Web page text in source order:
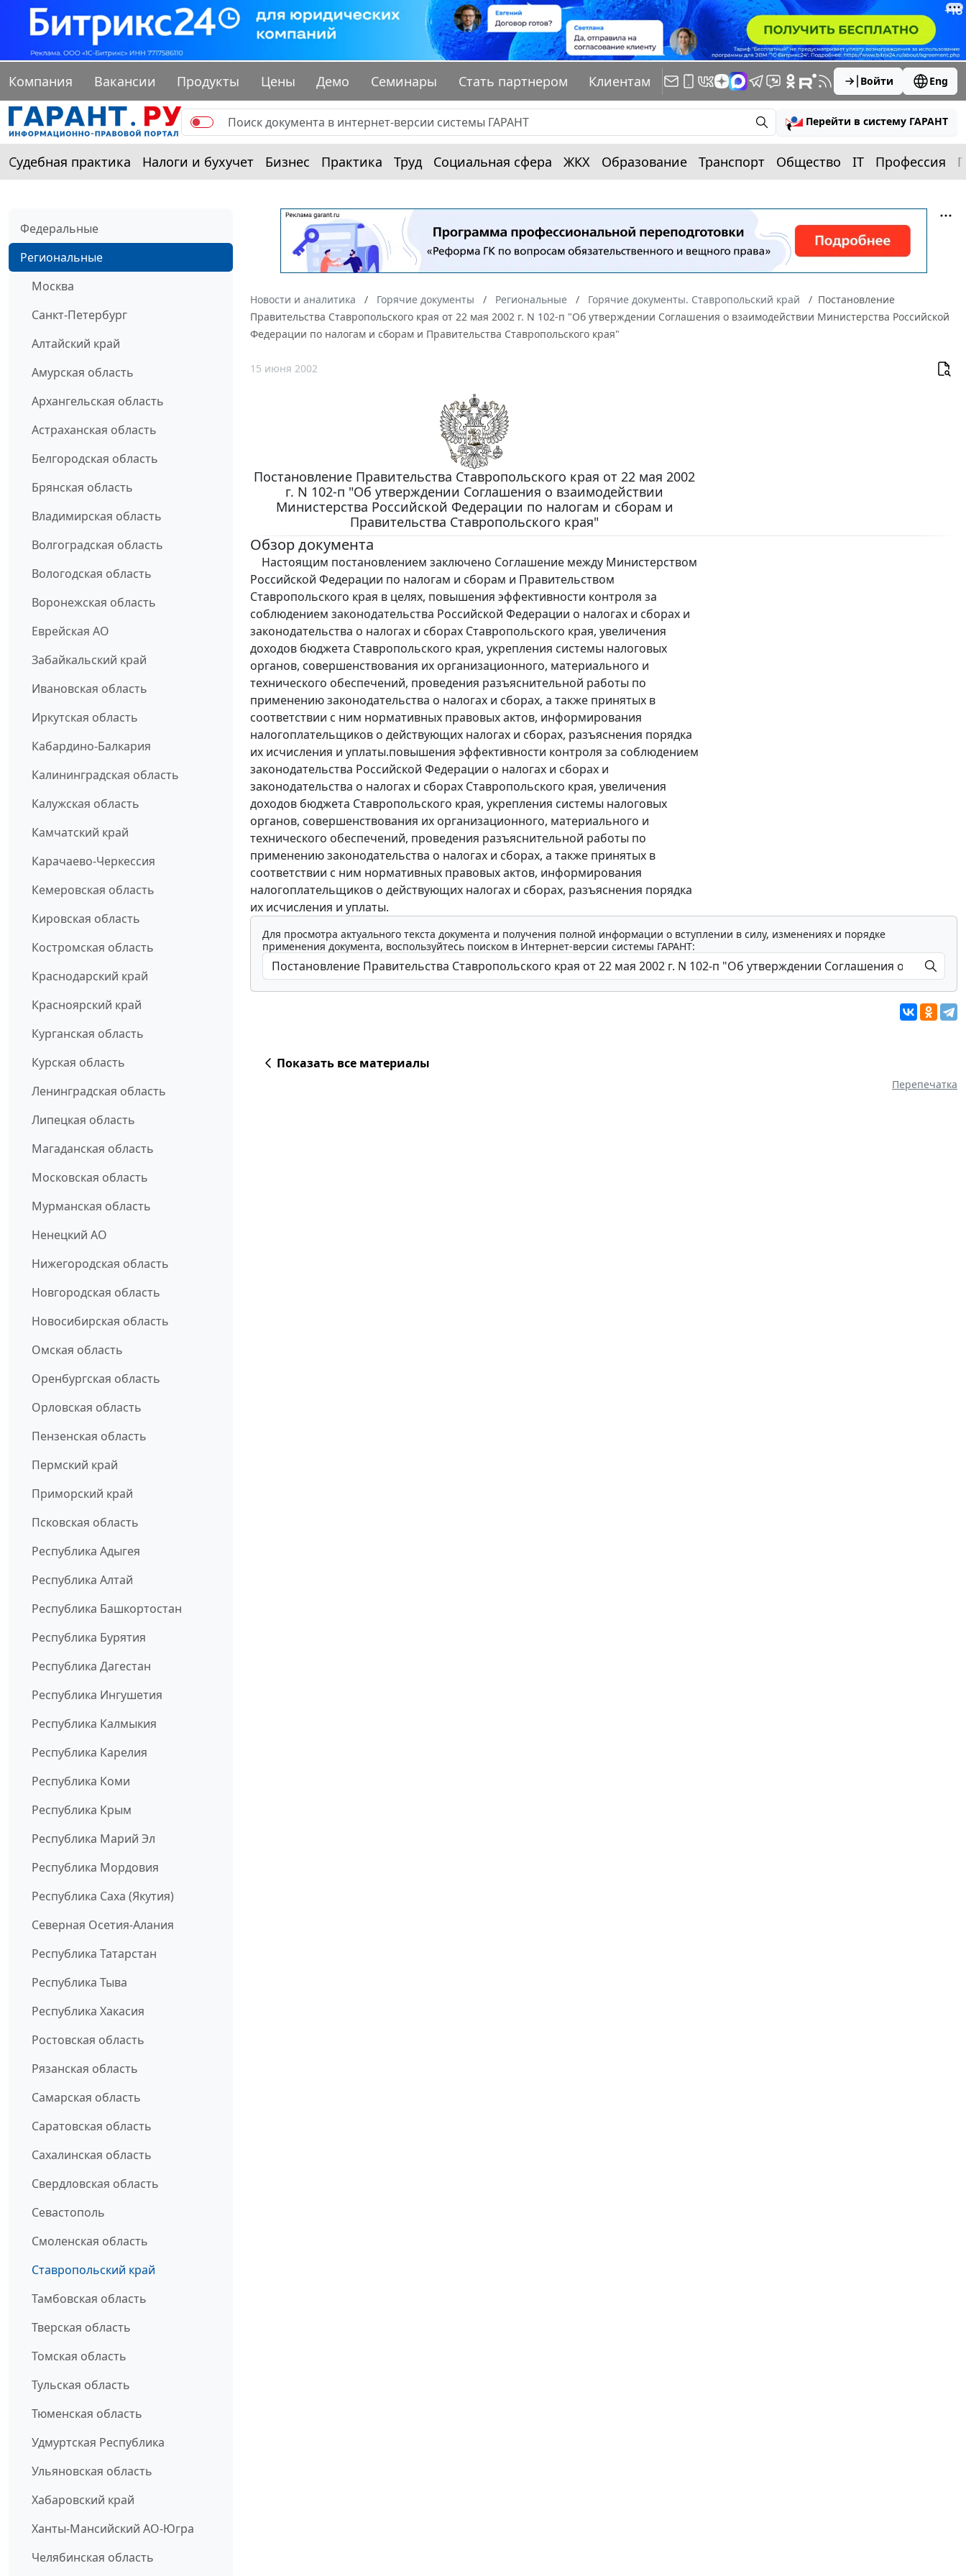
Компания Вакансии Продукты Цены Демо Семинары Стать партнером Клиентам Войти Eng
Перейти в систему ГАРАНТ
Судебная практика Налоги и бухучет Бизнес Практика Труд Социальная сфера ЖКХ Образование Транспорт Общество IT Профессия
Федеральные
Региональные
Москва
Санкт-Петербург
Алтайский край
Амурская область
Архангельская область
Астраханская область
Белгородская область
Брянская область
Владимирская область
Волгоградская область
Вологодская область
Воронежская область
Еврейская АО
Забайкальский край
Ивановская область
Иркутская область
Кабардино-Балкария
Калининградская область
Калужская область
Камчатский край
Карачаево-Черкессия
Кемеровская область
Кировская область
Костромская область
Краснодарский край
Красноярский край
Курганская область
Курская область
Ленинградская область
Липецкая область
Магаданская область
Московская область
Мурманская область
Ненецкий АО
Нижегородская область
Новгородская область
Новосибирская область
Омская область
Оренбургская область
Орловская область
Пензенская область
Пермский край
Приморский край
Псковская область
Республика Адыгея
Республика Алтай
Республика Башкортостан
Республика Бурятия
Республика Дагестан
Республика Ингушетия
Республика Калмыкия
Республика Карелия
Республика Коми
Республика Крым
Республика Марий Эл
Республика Мордовия
Республика Саха (Якутия)
Северная Осетия-Алания
Республика Татарстан
Республика Тыва
Республика Хакасия
Ростовская область
Рязанская область
Самарская область
Саратовская область
Сахалинская область
Свердловская область
Севастополь
Смоленская область
Ставропольский край
Тамбовская область
Тверская область
Томская область
Тульская область
Тюменская область
Удмуртская Республика
Ульяновская область
Хабаровский край
Ханты-Мансийский АО-Югра
Челябинская область
Новости и аналитика Горячие документы Региональные Горячие документы. Ставропольский край
Постановление
Правительства Ставропольского края от 22 мая 2002 г. N 102-п "Об утверждении Соглашения о взаимодействии Министерства Российской
Федерации по налогам и сборам и Правительства Ставропольского края"
15 июня 2002
Постановление Правительства Ставропольского края от 22 мая 2002
г. N 102-п "Об утверждении Соглашения о взаимодействии
Министерства Российской Федерации по налогам и сборам и
Правительства Ставропольского края"
Обзор документа
Настоящим постановлением заключено Соглашение между Министерством
Российской Федерации по налогам и сборам и Правительством
Ставропольского края в целях, повышения эффективности контроля за
соблюдением законодательства Российской Федерации о налогах и сборах и
законодательства о налогах и сборах Ставропольского края, увеличения
доходов бюджета Ставропольского края, укрепления системы налоговых
органов, совершенствования их организационного, материального и
технического обеспечений, проведения разъяснительной работы по
применению законодательства о налогах и сборах, а также принятых в
соответствии с ним нормативных правовых актов, информирования
налогоплательщиков о действующих налогах и сборах, разъяснения порядка
их исчисления и уплаты.повышения эффективности контроля за соблюдением
законодательства Российской Федерации о налогах и сборах и
законодательства о налогах и сборах Ставропольского края, увеличения
доходов бюджета Ставропольского края, укрепления системы налоговых
органов, совершенствования их организационного, материального и
технического обеспечений, проведения разъяснительной работы по
применению законодательства о налогах и сборах, а также принятых в
соответствии с ним нормативных правовых актов, информирования
налогоплательщиков о действующих налогах и сборах, разъяснения порядка
их исчисления и уплаты.
Для просмотра актуального текста документа и получения полной информации о вступлении в силу, изменениях и порядке
применения документа, воспользуйтесь поиском в Интернет-версии системы ГАРАНТ:
Показать все материалы
Перепечатка